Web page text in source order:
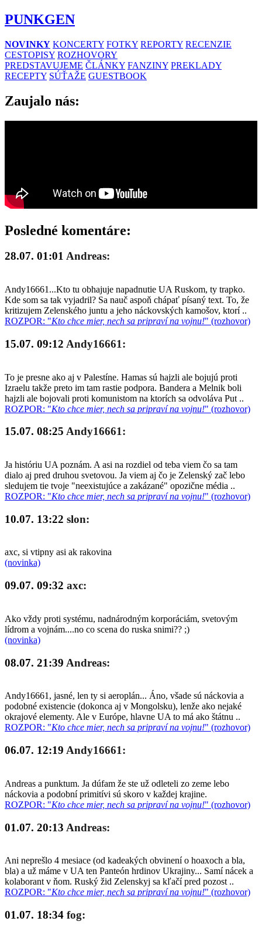
PUNKGEN
NOVINKY KONCERTY FOTKY REPORTY RECENZIE
CESTOPISY ROZHOVORY
PREDSTAVUJEME ČLÁNKY FANZINY PREKLADY
RECEPTY SÚŤAŽE GUESTBOOK
Zaujalo nás:
Posledné komentáre:
28.07. 01:01 Andreas:
Andy16661...Kto tu obhajuje napadnutie UA Ruskom, ty trapko.
Kde som sa tak vyjadril? Sa nauč aspoň chápať písaný text. To, že
kritizujem Zelenského juntu a jeho náckovských kamošov, ktorí ..
ROZPOR: "Kto chce mier, nech sa pripraví na vojnu!" (rozhovor)
15.07. 09:12 Andy16661:
To je presne ako aj v Palestíne. Hamas sú hajzli ale bojujú proti
Izraelu takže preto im tam rastie podpora. Bandera a Melnik boli
hajzli ale bojovali proti komunistom na ktorích sa odvoláva Put ..
ROZPOR: "Kto chce mier, nech sa pripraví na vojnu!" (rozhovor)
15.07. 08:25 Andy16661:
Ja históriu UA poznám. A asi na rozdiel od teba viem čo sa tam
dialo aj pred druhou svetovou. Ja viem aj čo je Zelenský zač lebo
sledujem tie tvoje "neexistujúce a zakázané" opozične média ..
ROZPOR: "Kto chce mier, nech sa pripraví na vojnu!" (rozhovor)
10.07. 13:22 slon:
axc, si vtipny asi ak rakovina
(novinka)
09.07. 09:32 axc:
Ako vždy proti systému, nadnárodným korporáciám, svetovým
lídrom a vojnám....no co scena do ruska snimi?? ;)
(novinka)
08.07. 21:39 Andreas:
Andy16661, jasné, len ty si aeroplán... Áno, všade sú náckovia a
podobné existencie (dokonca aj v Mongolsku), lenže ako nejaké
okrajové elementy. Ale v Európe, hlavne UA to má ako štátnu ..
ROZPOR: "Kto chce mier, nech sa pripraví na vojnu!" (rozhovor)
06.07. 12:19 Andy16661:
Andreas a punktum. Ja dúfam že ste už odleteli zo zeme lebo
náckovia a podobní primitívi sú skoro v každej krajine.
ROZPOR: "Kto chce mier, nech sa pripraví na vojnu!" (rozhovor)
01.07. 20:13 Andreas:
Ani neprešlo 4 mesiace (od kadeakých obvinení o hoaxoch a bla,
bla) a už máme v UA ten Panteón hrdinov Ukrajiny... Samí nácek a
kolaborant v ňom. Ruský žid Zelenskyj sa kľačí pred pozost ..
ROZPOR: "Kto chce mier, nech sa pripraví na vojnu!" (rozhovor)
01.07. 18:34 fog: